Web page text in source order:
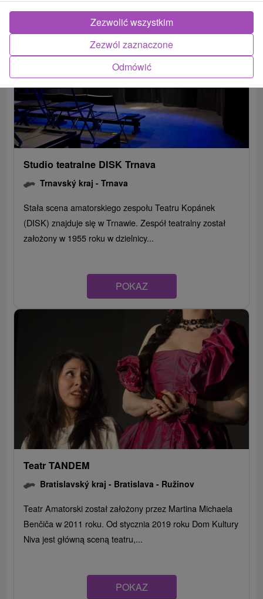
Studio teatralne DISK Trnava
Trnavský kraj -Trnava
Stała scena amatorskiego zespołu Teatru Kopánek
(DISK) znajduje się w Trnawie. Zespół teatralny został
założony w 1955 roku w dzielnicy...
POKAZ
Teatr TANDEM
Bratislavský kraj - Bratislava - Ružinov
Teatr Amatorski został założony przez Martina Michaela
Benčiča w 2011 roku. Od stycznia 2019 roku Dom Kultury
Niva jest główną sceną teatru,...
POKAZ
Odmówić
Zezwól zaznaczone
Zezwolić wszystkim